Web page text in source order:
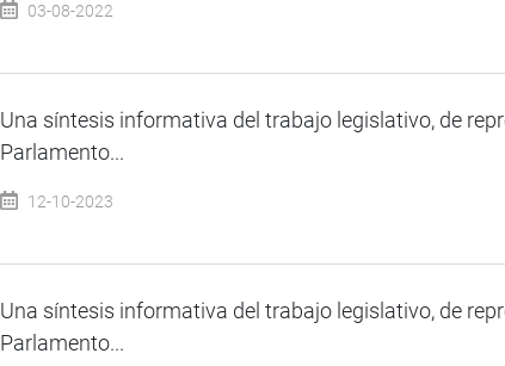
03-08-2022
Una síntesis informativa del trabajo legislativo, de
Parlamento...
12-10-2023
Una síntesis informativa del trabajo legislativo, de
Parlamento...